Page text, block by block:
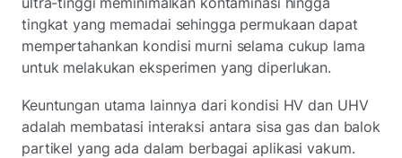
tingkat yang memadai sehingga permukaan dapat
mempertahankan kondisi murni selama cukup lama
untuk melakukan eksperimen yang diperlukan.
Keuntungan utama lainnya dari kondisi HV dan UHV
adalah membatasi interaksi antara sisa gas dan balok
partikel yang ada dalam berbagai aplikasi vakum.